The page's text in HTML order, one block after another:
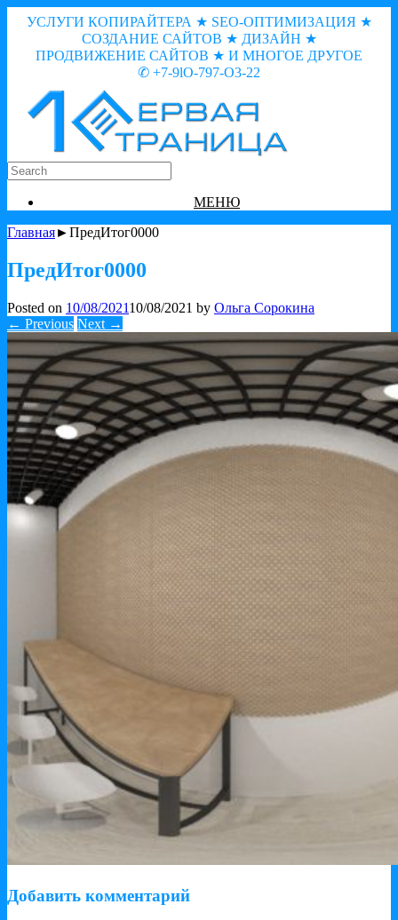
УСЛУГИ КОПИРАЙТЕРА ★ SEO-ОПТИМИЗАЦИЯ ★
СОЗДАНИЕ САЙТОВ ★ ДИЗАЙН ★
ПРОДВИЖЕНИЕ САЙТОВ ★ И МНОГОЕ ДРУГОЕ
✆ +7-9lO-797-O3-22
МЕНЮ
Главная►ПредИтог0000
ПредИтог0000
Posted on 10/08/202110/08/2021 by Ольга Сорокина
← Previous Next →
Добавить комментарий